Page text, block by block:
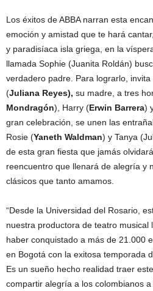
Los éxitos de ABBA narran esta
emoción y amistad que te hará
y paradisíaca isla griega, en la
llamada Sophie (Juanita Roldán)
verdadero padre. Para lograrlo,
(Juliana Reyes), su madre, a tres
Mondragón), Harry (Erwin Barrera)
gran celebración, se unen las
Rosie (Yaneth Waldman) y Tanya
de esta gran fiesta que jamás
reencuentro que llenará de alegría y
clásicos que tanto amamos.
“Desde la Universidad del Rosario,
nuestra productora de teatro musical
haber conquistado a más de 21.000
en Bogotá con la exitosa temporada
Es un sueño hecho realidad traer
compartir alegría a los colombianos